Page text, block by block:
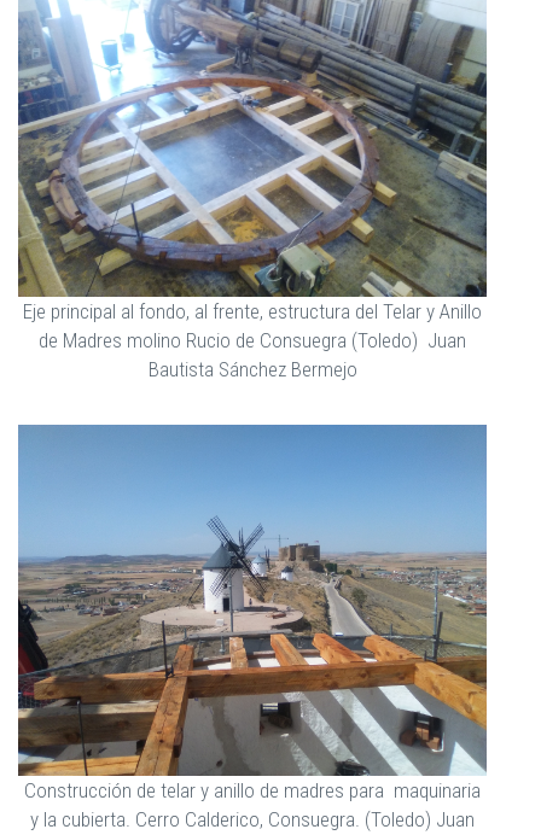
Eje principal al fondo, al frente, estructura del Telar y Anillo
de Madres molino Rucio de Consuegra (Toledo) Juan
Bautista Sánchez Bermejo
Construcción de telar y anillo de madres para maquinaria
y la cubierta. Cerro Calderico, Consuegra. (Toledo) Juan